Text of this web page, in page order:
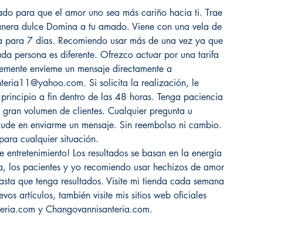
para que el amor uno sea más cariño hacia ti. Trae
dulce Domina a tu amado. Viene con una vela de
7 días. Recomiendo usar más de una vez ya que
persona es diferente. Ofrezco actuar por una tarifa
envíeme un mensaje directamente a
Si solicita la realización, le
a fin dentro de las 48 horas. Tenga paciencia
volumen de clientes. Cualquier pregunta u
en enviarme un mensaje. Sin reembolso ni cambio.
cualquier situación.
entretenimiento! Los resultados se basan en la energía
los pacientes y yo recomiendo usar hechizos de amor
que tenga resultados. Visite mi tienda cada semana
artículos, también visite mis sitios web oficiales
y Changovannisanteria.com.